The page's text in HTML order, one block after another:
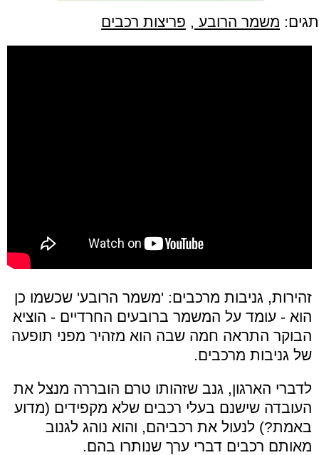
תגים: משמר הרובע , פריצות רכבים
זהירות, גניבות מרכבים: 'משמר הרובע' שכשמו כן
הוא - עומד על המשמר ברובעים החרדיים - הוציא
הבוקר התראה חמה שבה הוא מזהיר מפני תופעה
של גניבות מרכבים.
לדברי הארגון, גנב שזהותו טרם הובררה מנצל את
העובדה שישנם בעלי רכבים שלא מקפידים (מדוע
באמת?) לנעול את רכביהם, והוא נוהג לגנוב
מאותם רכבים דברי ערך שנותרו בהם.